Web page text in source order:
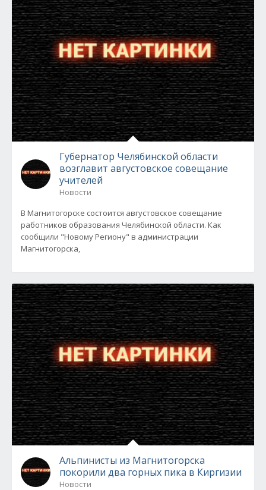
Губернатор Челябинской области
возглавит августовское совещание
учителей
Новости
В Магнитогорске состоится августовское совещание
работников образования Челябинской области. Как
сообщили "Новому Региону" в администрации
Магнитогорска,
Альпинисты из Магнитогорска
покорили два горных пика в Киргизии
Новости